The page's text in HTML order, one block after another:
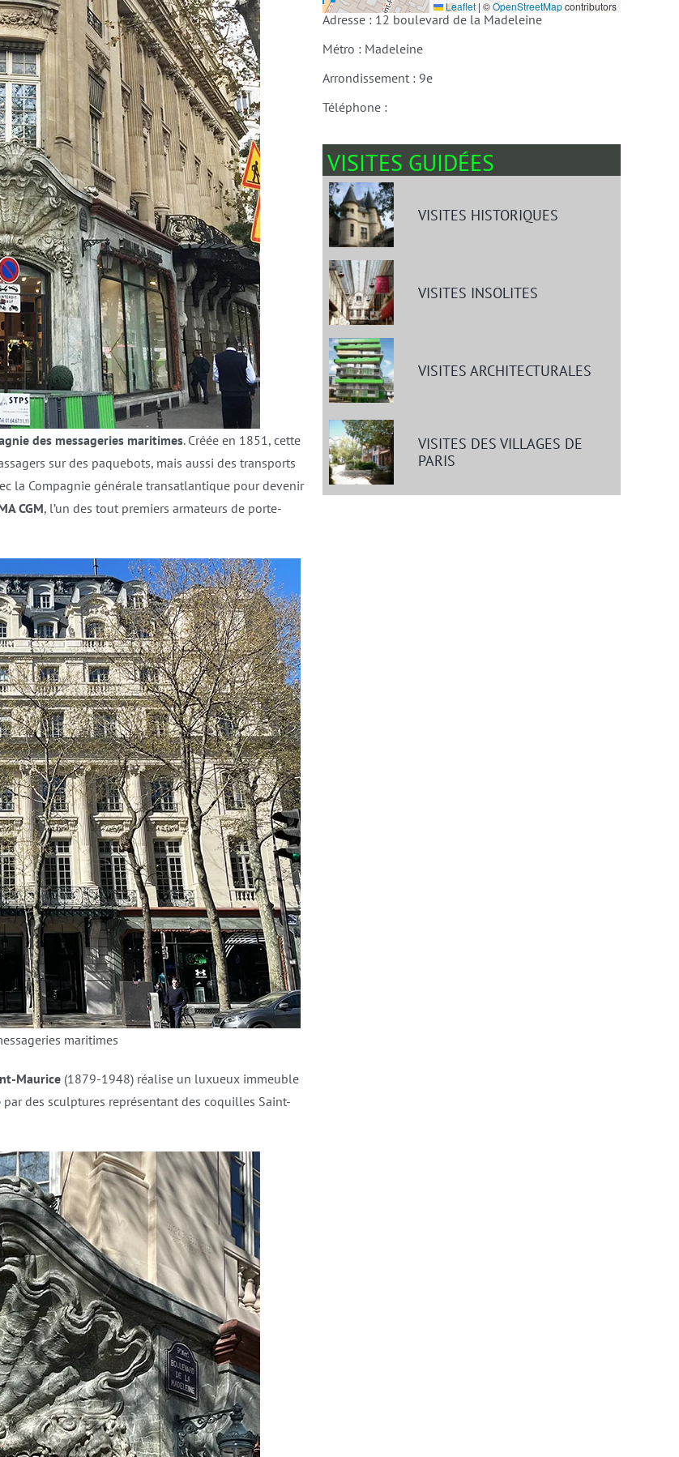
des messageries maritimes. Créée en 1851, cette
sur des paquebots, mais aussi des transports
la Compagnie générale transatlantique pour devenir
CGM, l’un des tout premiers armateurs de porte-
maritimes
Maurice(1879-1948) réalise un luxueux immeuble
par des sculptures représentant des coquilles Saint-
Leaflet | ©OpenStreetMapcontributors
Adresse : 12 boulevard de la Madeleine
Métro : Madeleine
Arrondissement : 9e
Téléphone :
VISITES GUIDÉES
VISITES HISTORIQUES
VISITES INSOLITES
VISITES ARCHITECTURALES
VISITES DES VILLAGES DE
PARIS